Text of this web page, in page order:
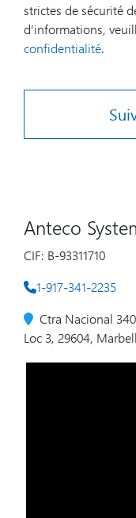
strictes de sécurité
d’informations,
confidentialité.
Anteco
CIF: B-93311710
1-917-341-2235
Ctra Nacional
Loc 3, 29604,